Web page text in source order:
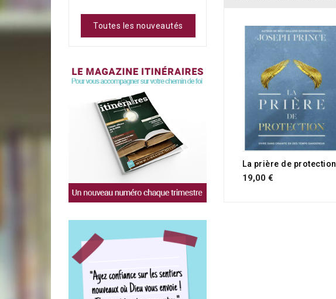
La prière de protection
19,00 €
Toutes les nouveautés